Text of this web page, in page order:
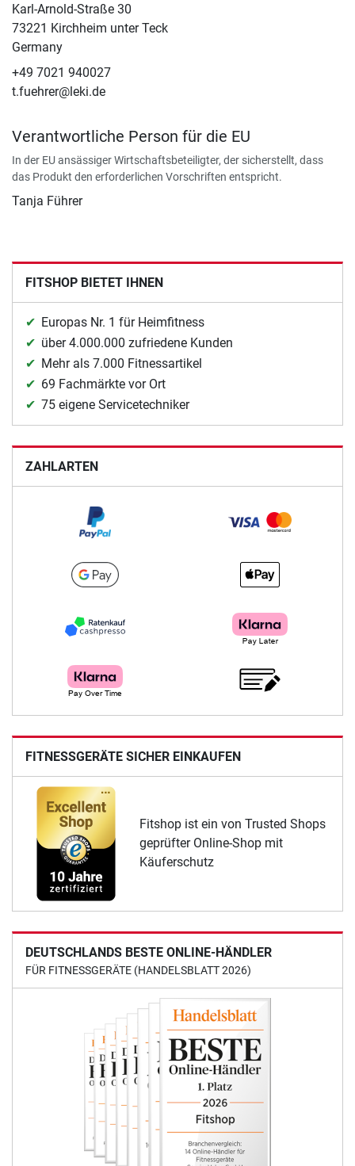
Karl-Arnold-Straße 30
73221 Kirchheim unter Teck
Germany
+49 7021 940027
t.fuehrer@leki.de
Verantwortliche Person für die EU
In der EU ansässiger Wirtschaftsbeteiligter, der sicherstellt, dass
das Produkt den erforderlichen Vorschriften entspricht.
Tanja Führer
FITSHOP BIETET IHNEN
Europas Nr. 1 für Heimfitness
über 4.000.000 zufriedene Kunden
Mehr als 7.000 Fitnessartikel
69 Fachmärkte vor Ort
75 eigene Servicetechniker
ZAHLARTEN
FITNESSGERÄTE SICHER EINKAUFEN
Fitshop ist ein von Trusted Shops
geprüfter Online-Shop mit
Käuferschutz
DEUTSCHLANDS BESTE ONLINE-HÄNDLER
FÜR FITNESSGERÄTE (HANDELSBLATT 2026)